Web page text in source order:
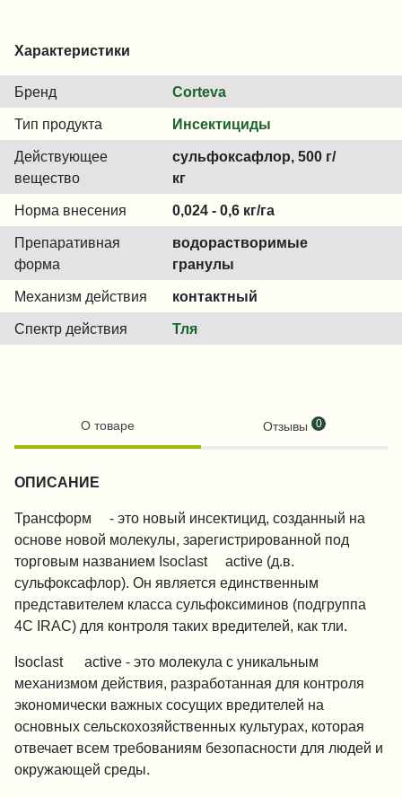
Характеристики
Бренд Corteva
Тип продукта Инсектициды
Действующее
вещество
сульфоксафлор, 500 г/
кг
Норма внесения 0,024 - 0,6 кг/га
Препаративная
форма
водорастворимые
гранулы
Механизм действия контактный
Спектр действия Тля
О товаре Отзывы 0
ОПИСАНИЕ
Трансформ™ - это новый инсектицид, созданный на
основе новой молекулы, зарегистрированной под
торговым названием Isoclast™ active (д.в.
сульфоксафлор). Он является единственным
представителем класса сульфоксиминов (подгруппа
4С IRAC) для контроля таких вредителей, как тли.
Isoclast ™ active - это молекула с уникальным
механизмом действия, разработанная для контроля
экономически важных сосущих вредителей на
основных сельскохозяйственных культурах, которая
отвечает всем требованиям безопасности для людей и
окружающей среды.